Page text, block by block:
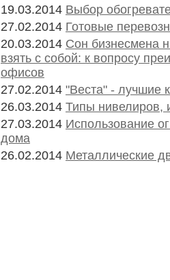
19.03.2014 Выбор
27.02.2014 Готовые
20.03.2014 Сон бизнесмена
взять с собой: к вопросу
офисов
27.02.2014 "Веста" - лучшие
26.03.2014 Типы нивелиров,
27.03.2014 Использование
дома
26.02.2014 Металлические